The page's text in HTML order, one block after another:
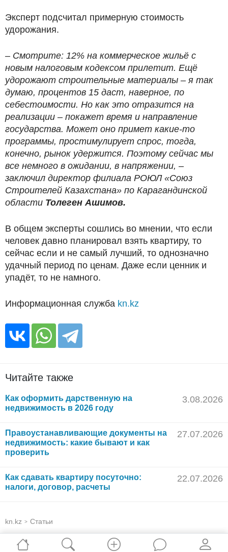
Эксперт подсчитал примерную стоимость
удорожания.
– Смотрите: 12% на коммерческое жильё с
новым налоговым кодексом прилетит. Ещё
удорожают строительные материалы – я так
думаю, процентов 15 даст, наверное, по
себестоимости. Но как это отразится на
реализации – покажет время и направление
государства. Может оно примет какие-то
программы, простимулирует спрос, тогда,
конечно, рынок удержится. Поэтому сейчас мы
все немного в ожидании, в напряжении, –
заключил директор филиала РОЮЛ «Союз
Строителей Казахстана» по Карагандинской
области Толеген Ашимов.
В общем эксперты сошлись во мнении, что если
человек давно планировал взять квартиру, то
сейчас если и не самый лучший, то однозначно
удачный период по ценам. Даже если ценник и
упадёт, то не намного.
Информационная служба kn.kz
Читайте также
Как оформить дарственную на
недвижимость в 2026 году
3.08.2026
Правоустанавливающие документы на
недвижимость: какие бывают и как
проверить
27.07.2026
Как сдавать квартиру посуточно:
налоги, договор, расчеты
22.07.2026
kn.kz > Статьи